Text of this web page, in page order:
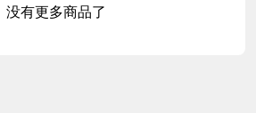
没有更多商品了